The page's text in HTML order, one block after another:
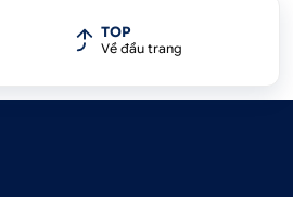
TOP
Về đầu trang